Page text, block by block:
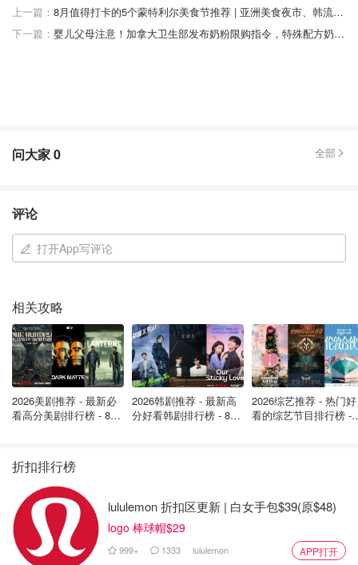
餐桌去陪他们。
上一篇：
8月值得打卡的5个蒙特利尔美食节推荐 | 亚洲美食夜市、韩流美食节、啤酒排骨节和加勒比美食节，都给你总结好了！
下一篇：
婴儿父母注意！加拿大卫生部发布奶粉限购指令，特殊配方奶粉需用通过药店订购！
问大家0 全部
评论
打开App写评论
相关攻略
2026美剧推荐 - 最新必
看高分美剧排行榜 - 8月
2026韩剧推荐 - 最新高
分好看韩剧排行榜 - 8月
2026综艺推荐 - 热门好
看的综艺节目排行榜 -
折扣排行榜
lululemon 折扣区更新 | 白女手包$39(原$48)
logo 棒球帽$29
999+ 1333 lululemon APP打开